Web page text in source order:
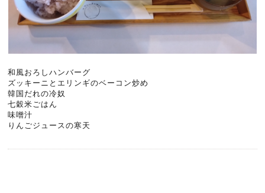
和風おろしハンバーグ
ズッキーニとエリンギのベーコン炒め
韓国だれの冷奴
七穀米ごはん
味噌汁
りんごジュースの寒天